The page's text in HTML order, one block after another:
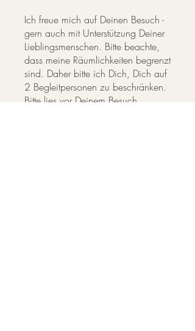
Ich freue mich auf Deinen Besuch -
gern auch mit Unterstützung Deiner
Lieblingsmenschen. Bitte beachte,
dass meine Räumlichkeiten begrenzt
sind. Daher bitte ich Dich, Dich auf
2 Begleitpersonen zu beschränken.
Bitte lies vor Deinem Besuch